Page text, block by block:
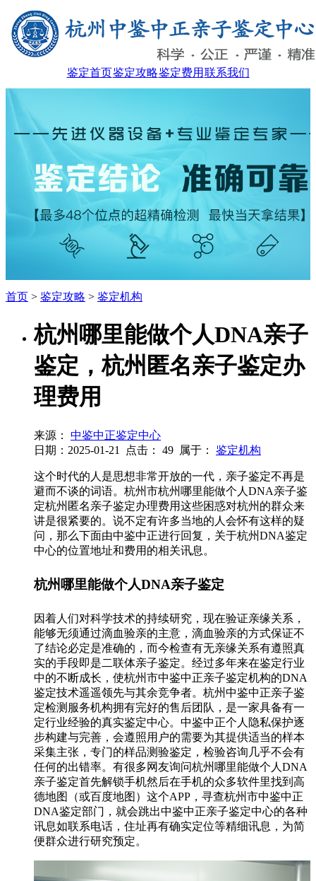
鉴定首页鉴定攻略鉴定费用 联系我们
首页 > 鉴定攻略 > 鉴定机构
杭州哪里能做个人DNA亲子
鉴定，杭州匿名亲子鉴定办
理费用
来源：
中鉴中正鉴定中心
日期：2025-01-21
点击： 49 属于： 鉴定机构
这个时代的人是思想非常开放的一代，亲子鉴定不再是
避而不谈的词语。杭州市杭州哪里能做个人DNA亲子鉴
定杭州匿名亲子鉴定办理费用这些困惑对杭州的群众来
讲是很紧要的。说不定有许多当地的人会怀有这样的疑
问，那么下面由中鉴中正进行回复，关于杭州DNA鉴定
中心的位置地址和费用的相关讯息。
杭州哪里能做个人DNA亲子鉴定
因着人们对科学技术的持续研究，现在验证亲缘关系，
能够无须通过滴血验亲的主意，滴血验亲的方式保证不
了结论必定是准确的，而今检查有无亲缘关系有遵照真
实的手段即是二联体亲子鉴定。经过多年来在鉴定行业
中的不断成长，使杭州市中鉴中正亲子鉴定机构的DNA
鉴定技术遥遥领先与其余竞争者。杭州中鉴中正亲子鉴
定检测服务机构拥有完好的售后团队，是一家具备有一
定行业经验的真实鉴定中心。中鉴中正个人隐私保护逐
步构建与完善，会遵照用户的需要为其提供适当的样本
采集主张，专门的样品测验鉴定，检验咨询几乎不会有
任何的出错率。有很多网友询问杭州哪里能做个人DNA
亲子鉴定首先解锁手机然后在手机的众多软件里找到高
德地图（或百度地图）这个APP，寻查杭州市中鉴中正
DNA鉴定部门，就会跳出中鉴中正亲子鉴定中心的各种
讯息如联系电话，住址再有确实定位等精细讯息，为简
便群众进行研究预定。